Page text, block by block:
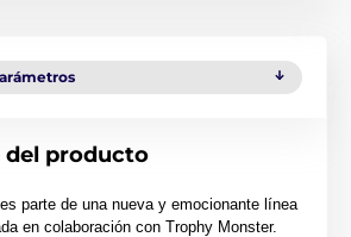
del producto
es parte de una nueva y emocionante línea
en colaboración con Trophy Monster.